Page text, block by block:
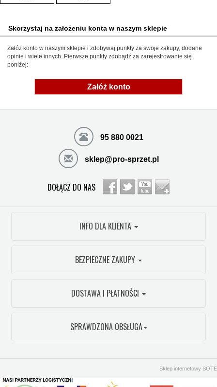
Skorzystaj na założeniu konta w naszym sklepie
Załóż konto w naszym sklepie i zdobywaj punkty za swoje zakupy, dodane
opinie i wiele innych. Pierwsze punkty zdobądź za zarejestrowanie się
poniżej:
Załóż konto
95 880 0021
sklep@pro-sprzet.pl
DOŁĄCZ DO NAS
INFO DLA KLIENTA
BEZPIECZNE ZAKUPY
DOSTAWA I PŁATNOŚCI
SPRAWDZONA OBSŁUGA
Sklep internetowy SOTE